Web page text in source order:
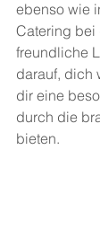
ebenso wie
Catering bei
freundliche
darauf, dich
dir eine
durch die
bieten.